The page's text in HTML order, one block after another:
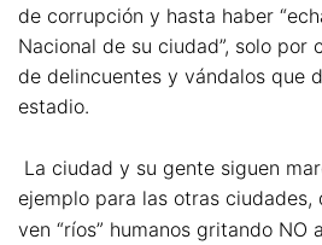
de corrupción y hasta haber
Nacional de su ciudad”, solo por
de delincuentes y vándalos que
estadio.
La ciudad y su gente siguen
ejemplo para las otras
ven “ríos” humanos gritando NO a